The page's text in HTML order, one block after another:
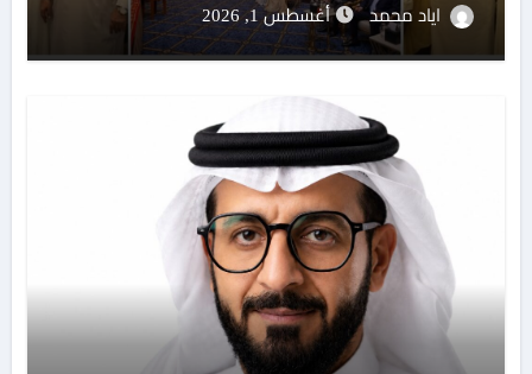
اياد محمد أغسطس 1, 2026